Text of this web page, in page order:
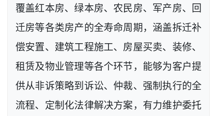
覆盖红本房、绿本房、农民房、军产房、回
迁房等各类房产的全寿命周期，涵盖拆迁补
偿安置、建筑工程施工、房屋买卖、装修、
租赁及物业管理等各个环节，能够为客户提
供从非诉策略到诉讼、仲裁、强制执行的全
流程、定制化法律解决方案，有力维护委托